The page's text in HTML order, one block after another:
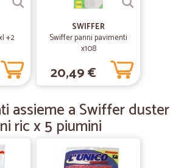
18/05/2019
C.
+2
SWIFFER
Swiffer panni pavimenti
x108
20,49 €
assieme a Swiffer duster
ric x 5 piumini